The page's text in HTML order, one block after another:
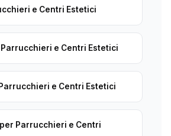
e Centri Estetici
e Centri Estetici
e Centri Estetici
Parrucchieri e Centri